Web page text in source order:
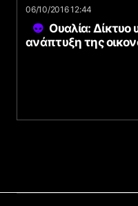
06/10/2016 12:44
Ουαλία: Δίκτυο
ανάπτυξη της